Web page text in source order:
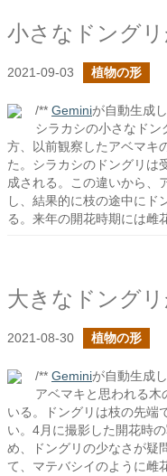
小さなドング
2021-09-03 植物の形
/** Geminiが自動生成
シラカシの小さなド
方、以前観察したアベマキ
た。シラカシのドングリは
成される。この違いから、
し、結果的に枝の途中にド
る。来年の開花時期には雌
大きなドング
2021-08-30 植物の形
/** Geminiが自動生成
アベマキと思われる木
いる。ドングリは枝の先端
い。4月に撮影した開花時
め、ドングリの少なさが疑
て、マテバシイのように雌